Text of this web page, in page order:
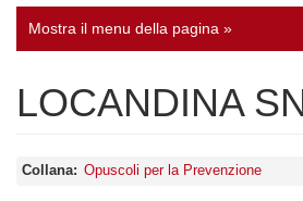
Mostra il menu della pagina »
LOCANDINA
Collana Opuscoli per la Prevenzione